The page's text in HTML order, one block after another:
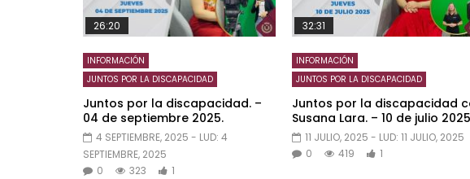
26:20
INFORMACIÓN
JUNTOS POR LA DISCAPACIDAD
Juntos por la discapacidad. –
04 de septiembre 2025.
4 SEPTIEMBRE, 2025 - LUD: 4
SEPTIEMBRE, 2025
0
323 1
32:31
INFORMACIÓN
JUNTOS POR LA DISCAPACIDAD
Juntos por la discapacidad
Susana Lara. – 10 de julio
11 JULIO, 2025 - LUD: 11 JULIO, 2025
0
419 1